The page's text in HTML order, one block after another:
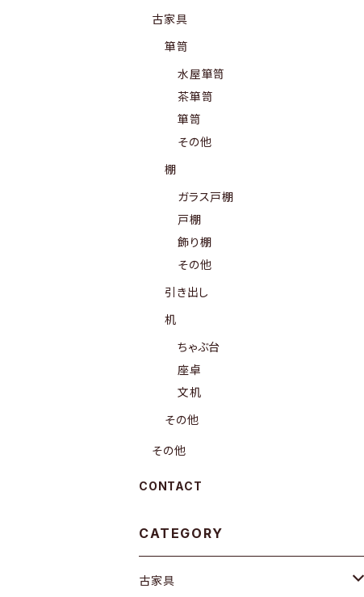
古家具
箪笥
水屋箪笥
茶箪笥
箪笥
その他
棚
ガラス戸棚
戸棚
飾り棚
その他
引き出し
机
ちゃぶ台
座卓
文机
その他
その他
CONTACT
CATEGORY
古家具